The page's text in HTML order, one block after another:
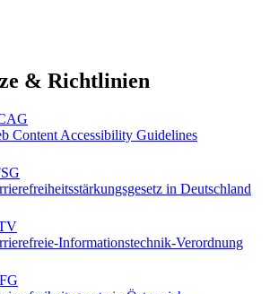
& Richtlinien
Content Accessibility Guidelines
in Deutschland
Informationstechnik-Verordnung